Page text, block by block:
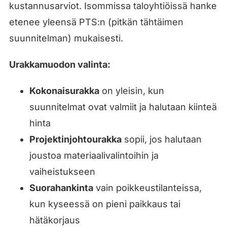
kustannusarviot. Isommissa taloyhtiöissä hanke
etenee yleensä PTS:n (pitkän tähtäimen
suunnitelman) mukaisesti.
Urakkamuodon valinta:
Kokonaisurakkaon yleisin, kun
suunnitelmat ovat valmiit ja halutaan kiinteä
hinta
Projektinjohtourakkasopii, jos halutaan
joustoa materiaalivalintoihin ja
vaiheistukseen
Suorahankintavain poikkeustilanteissa,
kun kyseessä on pieni paikkaus tai
hätäkorjaus